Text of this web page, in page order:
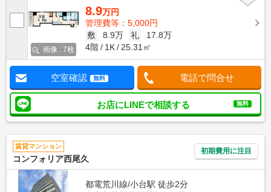
画像 : 7枚
8.9万円
管理費等：5,000円
敷
8.9万 礼
17.8万
4階
1K 25.31㎡
空室確認 無料 電話で問合せ
お店にLINEで相談する 無料
賃貸マンション
コンフォリア西尾久
初期費用に注目
都電荒川線/小台駅 徒歩2分